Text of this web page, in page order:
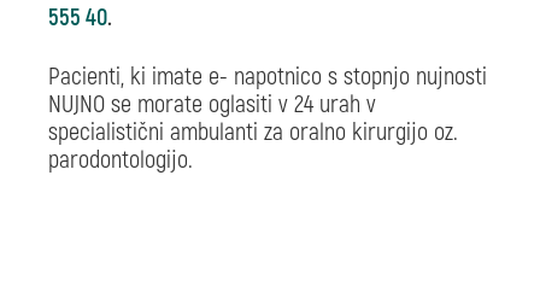
555 40.
Pacienti, ki imate e- napotnico s stopnjo nujnosti
NUJNO se morate oglasiti v 24 urah v
specialistični ambulanti za oralno kirurgijo oz.
parodontologijo.